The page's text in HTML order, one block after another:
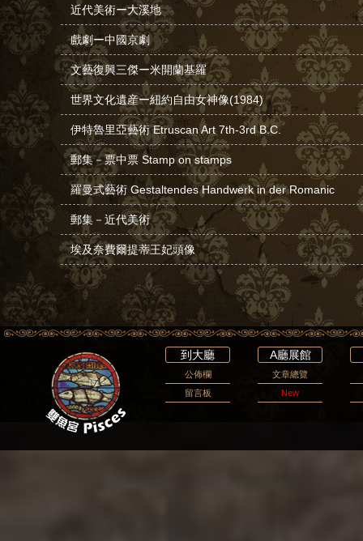
近代美術ー大溪地
戲劇ー中國京劇
文藝復興三傑ー米開蘭基羅
世界文化遺産ー紐約自由女神像(1984)
伊特魯里亞藝術 Etruscan Art 7th-3rd B.C.
郵集－票中票 Stamp on stamps
羅曼式藝術 Gestaltendes Handwerk in der Romanic
郵集－近代美術
埃及奈費爾提蒂王妃頭像
到大廳
公佈欄
留言板
A廳展館
文章總覽
New